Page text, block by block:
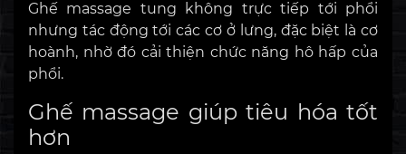
Ghế massage tung không trực tiếp tới phổi
nhưng tác động tới các cơ ở lưng, đặc biệt là cơ
hoành, nhờ đó cải thiện chức năng hô hấp của
phổi.
Ghế massage giúp tiêu hóa tốt
hơn